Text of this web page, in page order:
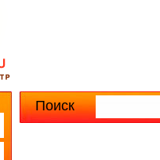
Поиск